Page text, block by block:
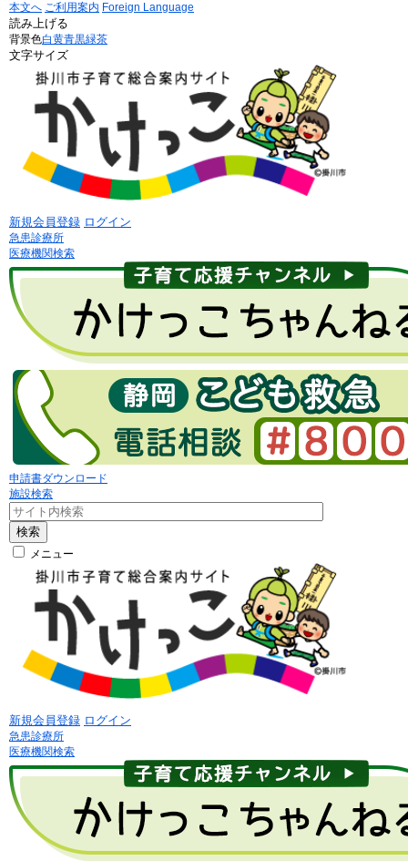
本文へ ご利用案内 Foreign Language
読み上げる
背景色白黄青黒緑茶
文字サイズ
新規会員登録 ログイン
急患診療所
医療機関検索
申請書ダウンロード
施設検索
検索
メニュー
新規会員登録 ログイン
急患診療所
医療機関検索